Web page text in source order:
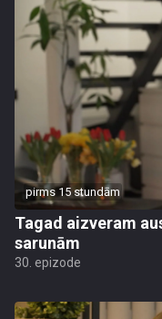
pirms 15 stundām
Tagad aizveram
sarunām
30. epizode